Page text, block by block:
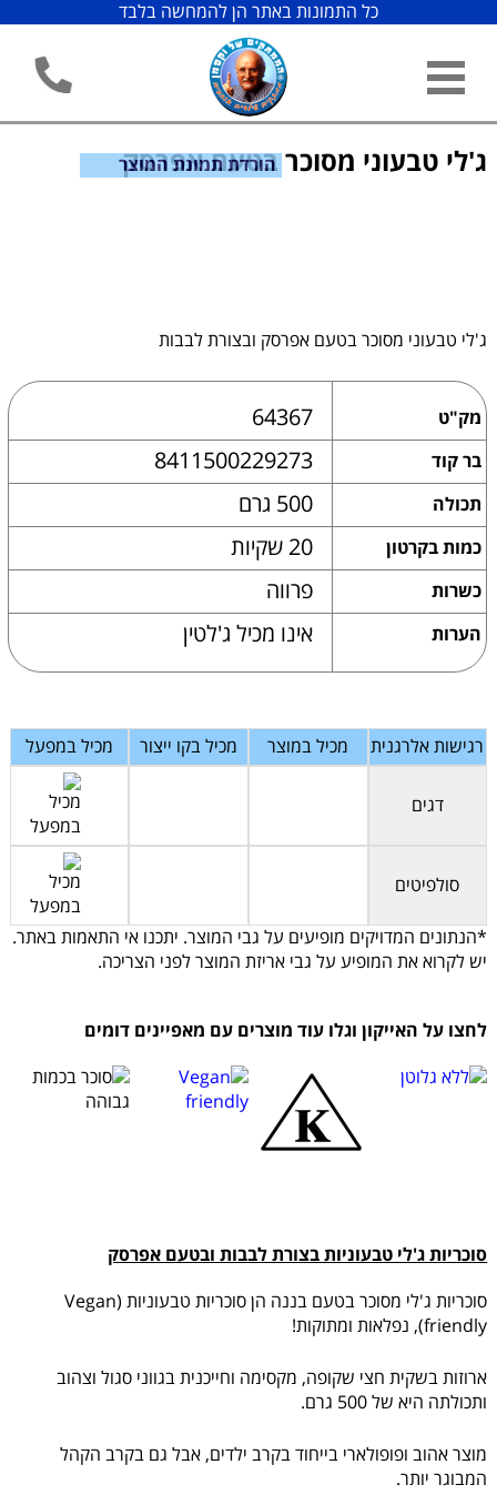
כל התמונות באתר הן להמחשה בלבד
ג'לי טבעוני מסוכר בטעם אפרסק
הורדת תמונת המוצר
ג'לי טבעוני מסוכר בטעם אפרסק ובצורת לבבות
מק"ט 64367
בר קוד 8411500229273
תכולה 500 גרם
כמות בקרטון 20 שקיות
כשרות פרווה
הערות אינו מכיל ג'לטין
רגישות אלרגנית מכיל במוצר מכיל בקו ייצור מכיל במפעל
דגים
סולפיטים
*הנתונים המדויקים מופיעים על גבי המוצר. יתכנו אי התאמות באתר.
יש לקרוא את המופיע על גבי אריזת המוצר לפני הצריכה.
לחצו על האייקון וגלו עוד מוצרים עם מאפיינים דומים
סוכריות ג'לי טבעוניות בצורת לבבות ובטעם אפרסק
סוכריות ג'לי מסוכר בטעם בננה הן סוכריות טבעוניות (Vegan
friendly), נפלאות ומתוקות!
ארוזות בשקית חצי שקופה, מקסימה וחייכנית בגווני סגול וצהוב
ותכולתה היא של 500 גרם.
מוצר אהוב ופופולארי בייחוד בקרב ילדים, אבל גם בקרב הקהל
המבוגר יותר.